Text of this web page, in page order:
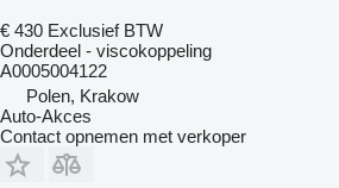
€ 430 Exclusief BTW
Onderdeel - viscokoppeling
A0005004122
Polen, Krakow
Auto-Akces
Contact opnemen met verkoper